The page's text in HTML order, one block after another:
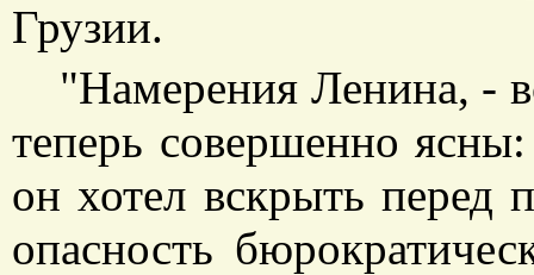
Грузии.
"Намерения Ленина, -
теперь совершенно
он хотел вскрыть перед
опасность